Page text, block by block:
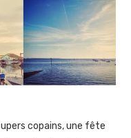
copains, une fête